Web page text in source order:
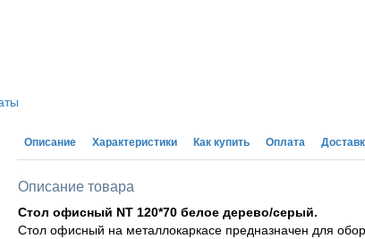
Описание Характеристики Как купить Оплата
Описание товара
Стол офисный NT 120*70 белое дерево/серый.
Стол офисный на металлокаркасе предназначен для